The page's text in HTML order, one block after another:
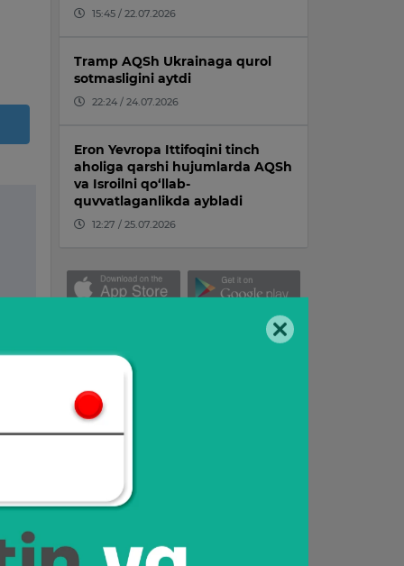
15:45 / 22.07.2026
Tramp AQSh Ukrainaga qurol
sotmasligini aytdi
22:24 / 24.07.2026
Eron Yevropa Ittifoqini tinch
aholiga qarshi hujumlarda AQSh
va Isroilni qo‘llab-
quvvatlaganlikda aybladi
12:27 / 25.07.2026